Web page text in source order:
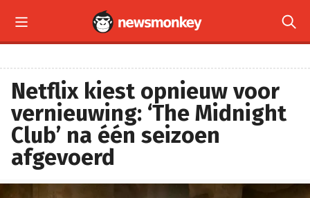
 
Netflix kiest opnieuw voor
vernieuwing: ‘The Midnight
Club’ na één seizoen
afgevoerd